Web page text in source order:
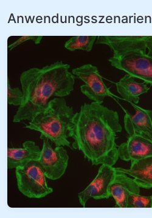
Anwendungsszenarien